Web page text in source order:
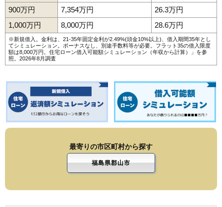
900万円
7,354万円
26.3万円
1,000万円
8,000万円 28.6万円
※新規借入。金利は、21-35年固定金利が2.49%(頭金10%以上)、借入期間35年とし
てシミュレーション。ボーナスなし、別途手数料等が必要。フラット35の借入限度
額は8,000万円。 住宅ローン借入可能額シミュレーション（年収から計算）
」を参
照。2026年8月調査
最寄りの市区町村から探す
福島県郡山市